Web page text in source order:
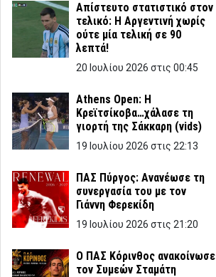
Απίστευτο στατιστικό στον
τελικό: Η Αργεντινή χωρίς
ούτε μία τελική σε 90
λεπτά!
20 Ιουλίου 2026 στις 00:45
Athens Open: Η
Κρεϊτσίκοβα…χάλασε τη
γιορτή της Σάκκαρη (vids)
19 Ιουλίου 2026 στις 22:13
ΠΑΣ Πύργος: Ανανέωσε τη
συνεργασία του με τον
Γιάννη Φερεκίδη
19 Ιουλίου 2026 στις 21:20
Ο ΠΑΣ Κόρινθος ανακοίνωσε
τον Συμεών Σταμάτη